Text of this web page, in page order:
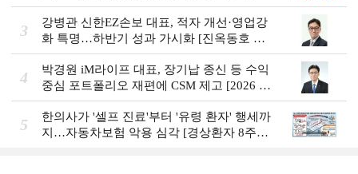
권 하투(夏鬪)]
3
강병관 신한EZ손보 대표, 적자 개선·영업강
화 특명…하반기 성과 가시화 [진옥동호 신
한금융, 부스트업 점검]
4
박경원 iM라이프 대표, 장기납 종신 등 수익
중심 포트폴리오 재편에 CSM 제고 [2026 금
융사 상반기 실적]
5
한의사가 '셀프 진료'부터 '유령 환자' 행세까
지…자동차보험 악용 심각 [경상환자 8주룰